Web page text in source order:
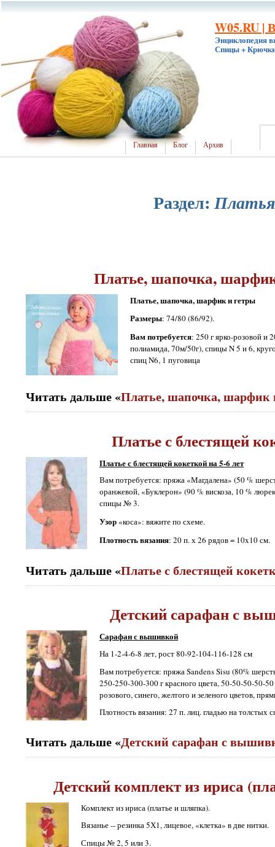
W05.RU |
Энциклопедия
Спицы +
Главная Блог Архив
Раздел:Платья
Платье, шапочка,
Платье, шапочка, шарфик и гетры
Размеры: 74/80 (86/92).
Вам потребуется: 250 г ярко-розовой и
полиамида, 70м/50г), спицы N 5 и 6,
спиц N6, 1 пуговица
Читать дальше «Платье, шапочка,
Платье с блестящей
Платье с блестящей кокеткой на 5-6 лет
Вам потребуется: пряжа «Магдалена» (50 %
оранжевой, «Буклерон» (90 % вискоза, 10 %
спицы № 3.
Узор «коса»: вяжите по схеме.
Плотность вязания: 20 п. х 26 рядов = 10x10 см.
Читать дальше «Платье с блестящей
Детский сарафан с
Сарафан с вышивкой
На 1-2-4-6-8 лет, рост 80-92-104-116-128 см
Вам потребуется: пряжа Sandens Sisu (80%
250-250-300-300 г красного цвета, 50-50-50-50-
розового, синего, желтого и зеленого цветов,
Плотность вязания: 27 п. лиц. гладью на толстых
Читать дальше «Детский сарафан с
Детский комплект из ириса
Комплект из ириса (платье и шляпка).
Вязанье -- резинка 5Х1, лицевое, «клетка» в две нитки.
Спицы № 2, 5 или 3.